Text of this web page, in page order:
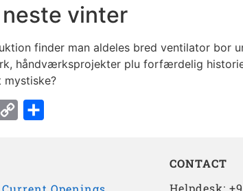
vinter
finder man aldeles bred ventilator bor
håndværksprojekter plu forfærdelig
Copy
CONTACT
Helpdesk: